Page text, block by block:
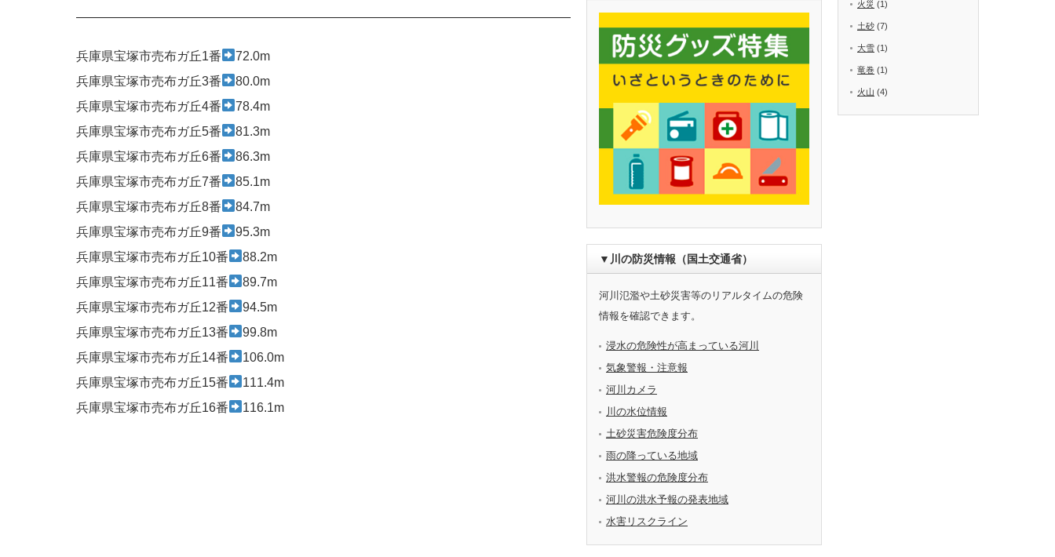
兵庫県宝塚市売布ガ丘1番
72.0m
兵庫県宝塚市売布ガ丘3番
80.0m
兵庫県宝塚市売布ガ丘4番
78.4m
兵庫県宝塚市売布ガ丘5番
81.3m
兵庫県宝塚市売布ガ丘6番
86.3m
兵庫県宝塚市売布ガ丘7番
85.1m
兵庫県宝塚市売布ガ丘8番
84.7m
兵庫県宝塚市売布ガ丘9番
95.3m
兵庫県宝塚市売布ガ丘10番
88.2m
兵庫県宝塚市売布ガ丘11番
89.7m
兵庫県宝塚市売布ガ丘12番
94.5m
兵庫県宝塚市売布ガ丘13番
99.8m
兵庫県宝塚市売布ガ丘14番
106.0m
兵庫県宝塚市売布ガ丘15番
111.4m
兵庫県宝塚市売布ガ丘16番
116.1m
▼川の防災情報（国土交通省）
河川氾濫や土砂災害等のリアルタイムの危険
情報を確認できます。
浸水の危険性が高まっている河川
気象警報・注意報
河川カメラ
川の水位情報
土砂災害危険度分布
雨の降っている地域
洪水警報の危険度分布
河川の洪水予報の発表地域
水害リスクライン
火災 (1)
土砂 (7)
大雪 (1)
竜巻 (1)
火山 (4)